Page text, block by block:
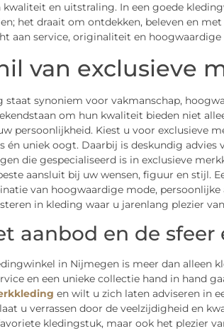
kwaliteit en uitstraling. In een goede
het draait om ontdekken, beleven en
aan service, originaliteit en
van exclusieve
staat synoniem voor vakmanschap,
om hun kwaliteit bieden niet
persoonlijkheid. Kiest u voor exclusieve
én uniek oogt. Daarbij is deskundig advies
die gespecialiseerd is in exclusieve
aansluit bij uw wensen, figuur en stijl.
van hoogwaardige mode, persoonlijke
in kleding waar u jarenlang plezier
aanbod en de sfeer
in Nijmegen is meer dan alleen
en een unieke collectie hand in hand
en wilt u zich laten adviseren in
u verrassen door de veelzijdigheid en
kledingstuk, maar ook het plezier